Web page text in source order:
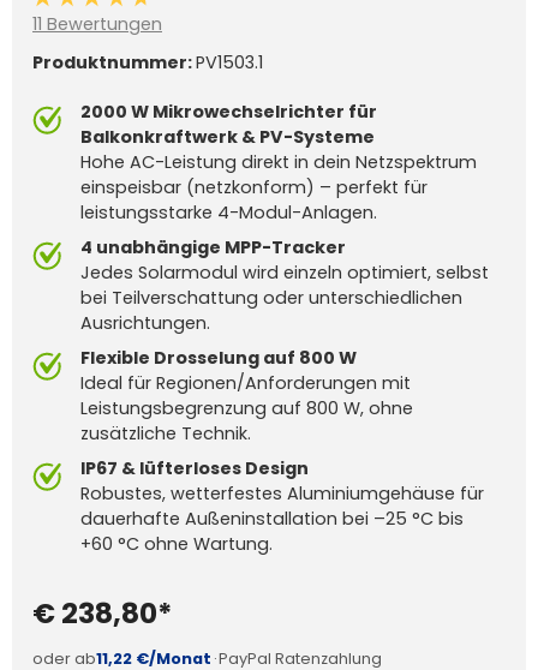
Durchschnittliche Bewertung von 4.7 von 5 Sternen
11 Bewertungen
Produktnummer:PV1503.1
2000 W Mikrowechselrichter für
Balkonkraftwerk & PV-Systeme
Hohe AC-Leistung direkt in dein Netzspektrum
einspeisbar (netzkonform) – perfekt für
leistungsstarke 4-Modul-Anlagen.
4 unabhängige MPP-Tracker
Jedes Solarmodul wird einzeln optimiert, selbst
bei Teilverschattung oder unterschiedlichen
Ausrichtungen.
Flexible Drosselung auf 800 W
Ideal für Regionen/Anforderungen mit
Leistungsbegrenzung auf 800 W, ohne
zusätzliche Technik.
IP67 & lüfterloses Design
Robustes, wetterfestes Aluminiumgehäuse für
dauerhafte Außeninstallation bei –25 °C bis
+60 °C ohne Wartung.
€ 238,80*
oder ab11,22 €/Monat ·PayPal Ratenzahlung